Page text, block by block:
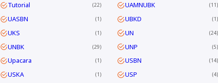
Tutorial 22 UAMNUBK 11
UASBN 1 UBKD 1
UKS 1 UN 24
UNBK 29 UNP 5
Upacara 1 USBN 14
USKA 1 USP 4